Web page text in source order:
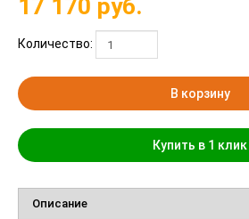
17 170 руб.
Количество:
В корзину
Купить в 1 клик
Описание